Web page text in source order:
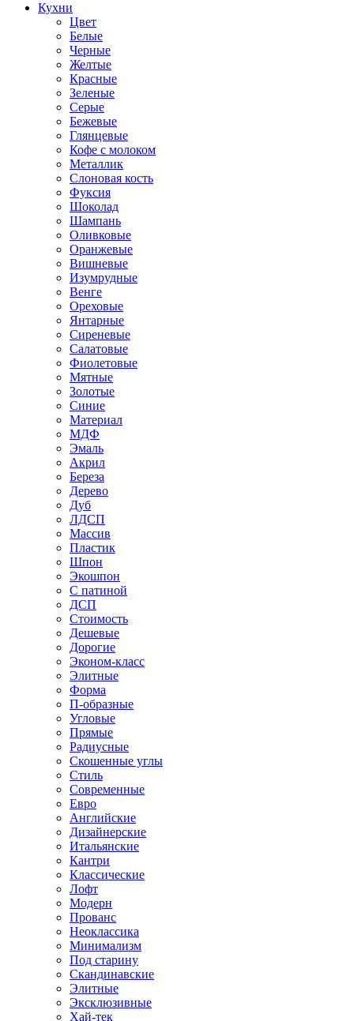
Кухни
Цвет
Белые
Черные
Желтые
Красные
Зеленые
Серые
Бежевые
Глянцевые
Кофе с молоком
Металлик
Слоновая кость
Фуксия
Шоколад
Шампань
Оливковые
Оранжевые
Вишневые
Изумрудные
Венге
Ореховые
Янтарные
Сиреневые
Салатовые
Фиолетовые
Мятные
Золотые
Синие
Материал
МДФ
Эмаль
Акрил
Береза
Дерево
Дуб
ЛДСП
Массив
Пластик
Шпон
Экошпон
С патиной
ДСП
Стоимость
Дешевые
Дорогие
Эконом-класс
Элитные
Форма
П-образные
Угловые
Прямые
Радиусные
Скошенные углы
Стиль
Современные
Евро
Английские
Дизайнерские
Итальянские
Кантри
Классические
Лофт
Модерн
Прованс
Неоклассика
Минимализм
Под старину
Скандинавские
Элитные
Эксклюзивные
Хай-тек